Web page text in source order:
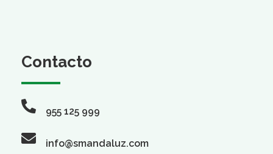
Contacto
955 125 999
info@smandaluz.com